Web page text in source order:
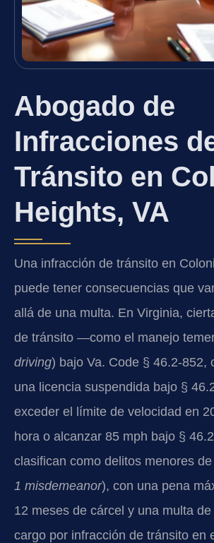
Abogado de
Infracciones
Tránsito en
Heights, VA
Una infracción de tránsito en
puede tener consecuencias que
allá de una multa. En Virginia,
de tránsito —como el manejo
driving) bajo Va. Code § 46.2-852,
una licencia suspendida bajo §
exceder el límite de velocidad en
hora o alcanzar 85 mph bajo §
clasifican como delitos menores
1 misdemeanor), con una pena
12 meses de cárcel y una multa
cargo por infracción de tránsito en